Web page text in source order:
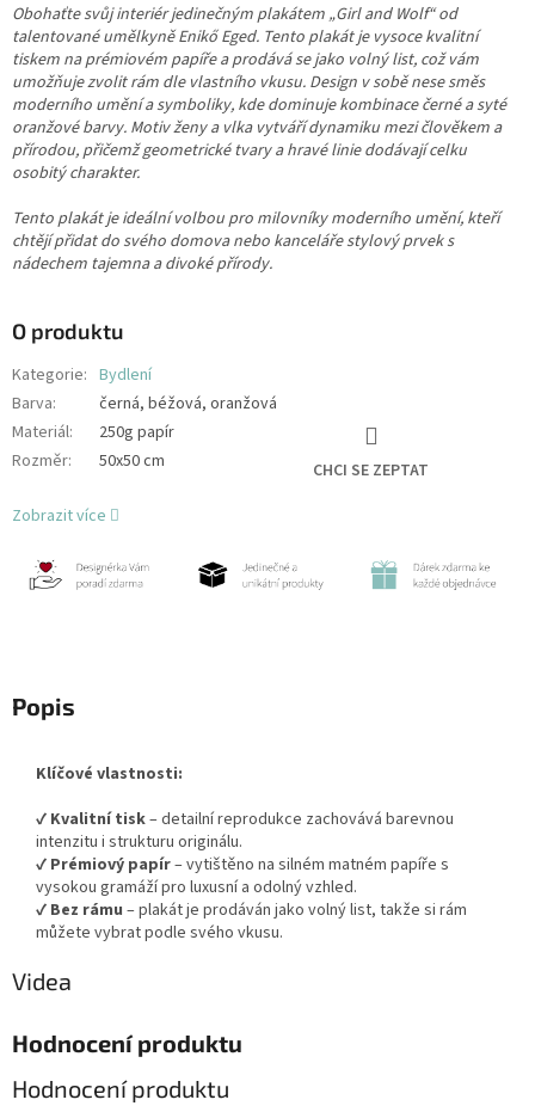
Obohaťte svůj interiér jedinečným plakátem „Girl and Wolf“ od
talentované umělkyně Enikő Eged. Tento plakát je vysoce kvalitní
tiskem na prémiovém papíře a prodává se jako volný list, což vám
umožňuje zvolit rám dle vlastního vkusu. Design v sobě nese směs
moderního umění a symboliky, kde dominuje kombinace černé a syté
oranžové barvy. Motiv ženy a vlka vytváří dynamiku mezi člověkem a
přírodou, přičemž geometrické tvary a hravé linie dodávají celku
osobitý charakter.
Tento plakát je ideální volbou pro milovníky moderního umění, kteří
chtějí přidat do svého domova nebo kanceláře stylový prvek s
nádechem tajemna a divoké přírody.
O produktu
Kategorie: Bydlení
Barva:
černá, béžová, oranžová
Materiál:
250g papír
Rozměr: 50x50 cm
CHCI SE ZEPTAT
Zobrazit více
Popis
Klíčové vlastnosti:
✔ Kvalitní tisk– detailní reprodukce zachovává barevnou
intenzitu i strukturu originálu.
✔ Prémiový papír– vytištěno na silném matném papíře s
vysokou gramáží pro luxusní a odolný vzhled.
✔ Bez rámu – plakát je prodáván jako volný list, takže si rám
můžete vybrat podle svého vkusu.
Videa
Hodnocení produktu
Hodnocení produktu